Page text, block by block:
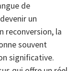
de
un
reconversion, la
souvent
significative.